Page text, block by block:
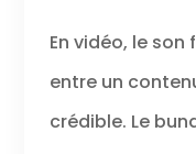
En vidéo, le
entre un
crédible. Le